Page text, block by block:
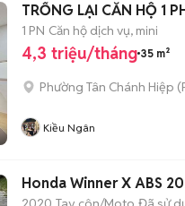
TRỐNG LẠI CĂN HỘ 1
1 PN Căn hộ dịch vụ, mini
4,3 triệu/tháng 35 m²
Phường Tân Chánh Hiệp (
Kiều Ngân
Honda Winner X ABS